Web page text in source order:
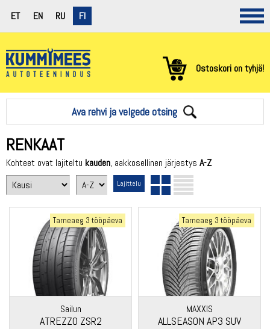
ET EN RU FI
Ostoskori on tyhjä!
Ava rehvi ja velgede otsing
RENKAAT
Kohteet ovat lajiteltu kauden, aakkosellinen järjestys A-Z
Tarneaeg 3 tööpäeva
Sailun
ATREZZO ZSR2
Tarneaeg 3 tööpäeva
MAXXIS
ALLSEASON AP3 SUV